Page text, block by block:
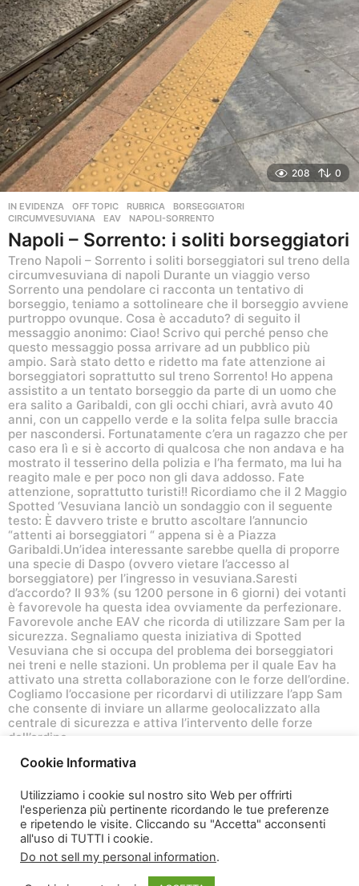
208 0
IN EVIDENZA ,OFF TOPIC ,RUBRICA BORSEGGIATORI
CIRCUMVESUVIANA
,EAV ,NAPOLI-SORRENTO
Napoli – Sorrento: i soliti borseggiatori
Treno Napoli – Sorrento i soliti borseggiatori sul treno della
circumvesuviana di napoli Durante un viaggio verso
Sorrento una pendolare ci racconta un tentativo di
borseggio, teniamo a sottolineare che il borseggio avviene
purtroppo ovunque. Cosa è accaduto? di seguito il
messaggio anonimo: Ciao! Scrivo qui perché penso che
questo messaggio possa arrivare ad un pubblico più
ampio. Sarà stato detto e ridetto ma fate attenzione ai
borseggiatori soprattutto sul treno Sorrento! Ho appena
assistito a un tentato borseggio da parte di un uomo che
era salito a Garibaldi, con gli occhi chiari, avrà avuto 40
anni, con un cappello verde e la solita felpa sulle braccia
per nascondersi. Fortunatamente c’era un ragazzo che per
caso era lì e si è accorto di qualcosa che non andava e ha
mostrato il tesserino della polizia e l’ha fermato, ma lui ha
reagito male e per poco non gli dava addosso. Fate
attenzione, soprattutto turisti!! Ricordiamo che il 2 Maggio
Spotted ‘Vesuviana lanciò un sondaggio con il seguente
testo: È davvero triste e brutto ascoltare l’annuncio
“attenti ai borseggiatori “ appena si è a Piazza
Garibaldi.Un’idea interessante sarebbe quella di proporre
una specie di Daspo (ovvero vietare l’accesso al
borseggiatore) per l’ingresso in vesuviana.Saresti
d’accordo? Il 93% (su 1200 persone in 6 giorni) dei votanti
è favorevole ha questa idea ovviamente da perfezionare.
Favorevole anche EAV che ricorda di utilizzare Sam per la
sicurezza. Segnaliamo questa iniziativa di Spotted
Vesuviana che si occupa del problema dei borseggiatori
nei treni e nelle stazioni. Un problema per il quale Eav ha
attivato una stretta collaborazione con le forze dell’ordine.
Cogliamo l’occasione per ricordarvi di utilizzare l’app Sam
che consente di inviare un allarme geolocalizzato alla
centrale di sicurezza e attiva l’intervento delle forze
dell’ordine.
7 anni ago6
n
n
i
a
g
Cookie Informativa
Utilizziamo i cookie sul nostro sito Web per offrirti
l'esperienza più pertinente ricordando le tue preferenze
e ripetendo le visite. Cliccando su "Accetta" acconsenti
all'uso di TUTTI i cookie.
Do not sell my personal information.